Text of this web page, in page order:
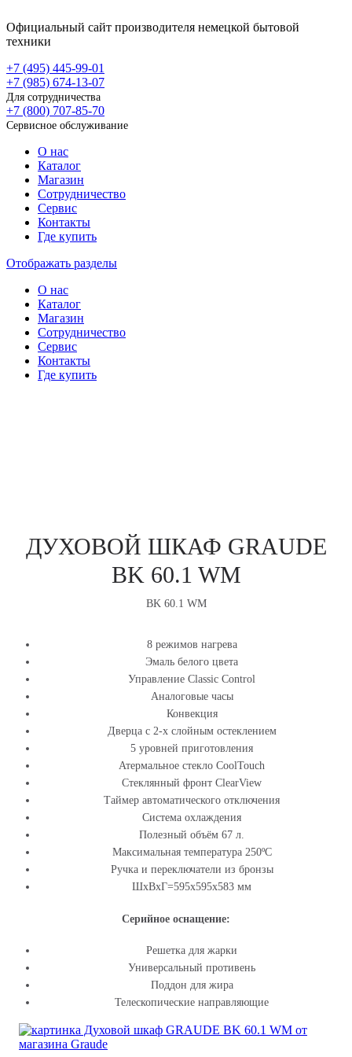
Официальный сайт производителя немецкой бытовой
техники
+7 (495) 445-99-01
+7 (985) 674-13-07
Для сотрудничества
+7 (800) 707-85-70
Сервисное обслуживание
О нас
Каталог
Магазин
Сотрудничество
Сервис
Контакты
Где купить
Отображать разделы
О нас
Каталог
Магазин
Сотрудничество
Сервис
Контакты
Где купить
ДУХОВОЙ ШКАФ GRAUDE
BK 60.1 WM
BK 60.1 WM
8 режимов нагрева
Эмаль белого цвета
Управление Classic Control
Аналоговые часы
Конвекция
Дверца с 2-х слойным остеклением
5 уровней приготовления
Атермальное стекло CoolTouch
Стеклянный фронт ClearView
Таймер автоматического отключения
Система охлаждения
Полезный объём 67 л.
Максимальная температура 250ºС
Ручка и переключатели из бронзы
ШхВхГ=595x595х583 мм
Серийное оснащение:
Решетка для жарки
Универсальный противень
Поддон для жира
Телескопические направляющие